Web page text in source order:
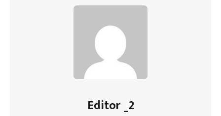
Editor _2